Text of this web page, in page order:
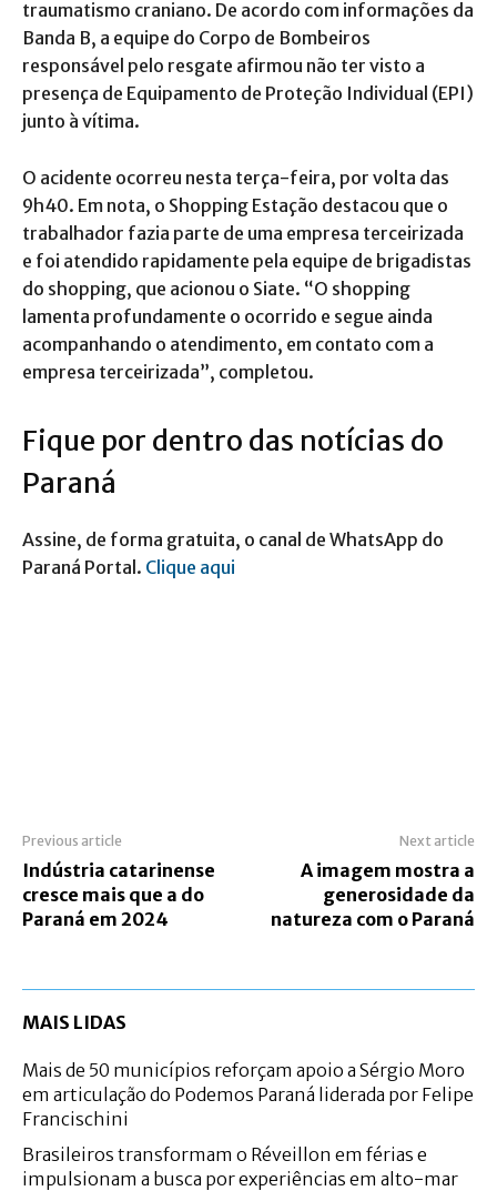
traumatismo craniano. De acordo com informações da
Banda B, a equipe do Corpo de Bombeiros
responsável pelo resgate afirmou não ter visto a
presença de Equipamento de Proteção Individual (EPI)
junto à vítima.
O acidente ocorreu nesta terça-feira, por volta das
9h40. Em nota, o Shopping Estação destacou que o
trabalhador fazia parte de uma empresa terceirizada
e foi atendido rapidamente pela equipe de brigadistas
do shopping, que acionou o Siate. “O shopping
lamenta profundamente o ocorrido e segue ainda
acompanhando o atendimento, em contato com a
empresa terceirizada”, completou.
Fique por dentro das notícias do
Paraná
Assine, de forma gratuita, o canal de WhatsApp do
Paraná Portal. Clique aqui
Previous article
Indústria catarinense
cresce mais que a do
Paraná em 2024
Next article
A imagem mostra a
generosidade da
natureza com o Paraná
MAIS LIDAS
Mais de 50 municípios reforçam apoio a Sérgio Moro
em articulação do Podemos Paraná liderada por Felipe
Francischini
Brasileiros transformam o Réveillon em férias e
impulsionam a busca por experiências em alto-mar